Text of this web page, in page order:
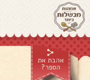
אהבת את
הספר?